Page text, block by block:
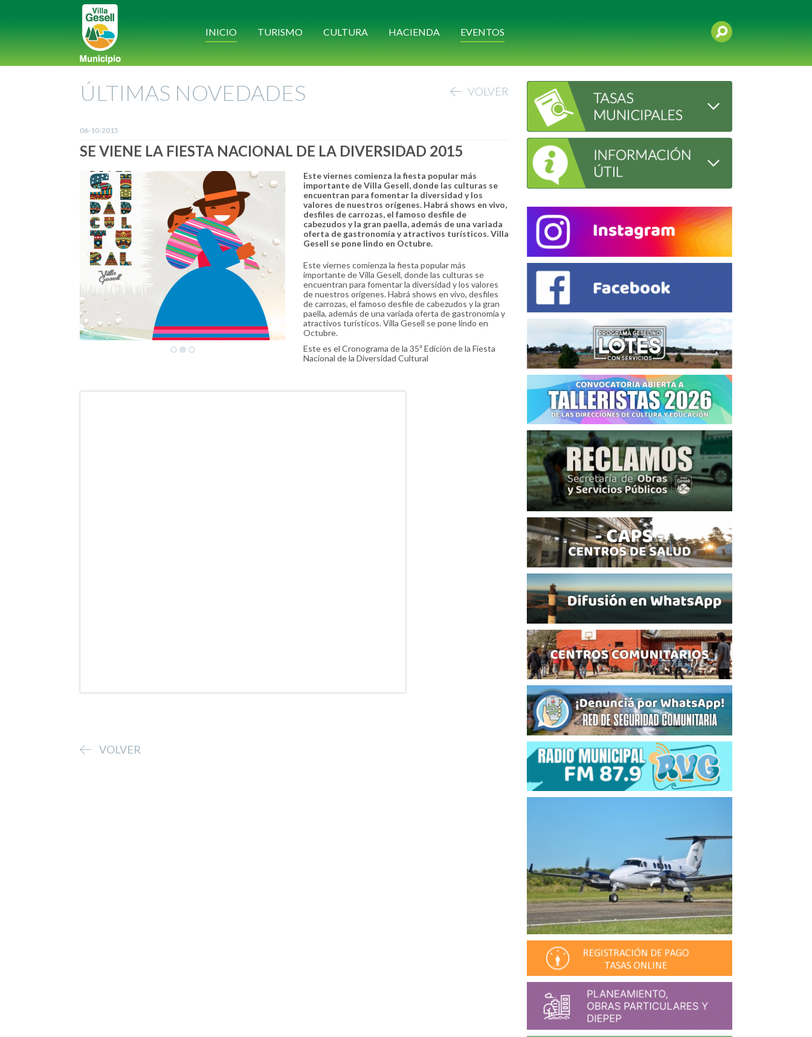
INICIO TURISMO CULTURA HACIENDA EVENTOS
ÚLTIMAS NOVEDADES VOLVER
06-10-2015
SE VIENE LA FIESTA NACIONAL DE LA DIVERSIDAD 2015
Este viernes comienza la fiesta popular más
importante de Villa Gesell, donde las culturas se
encuentran para fomentar la diversidad y los
valores de nuestros orígenes. Habrá shows en vivo,
desfiles de carrozas, el famoso desfile de
cabezudos y la gran paella, además de una variada
oferta de gastronomía y atractivos turísticos. Villa
Gesell se pone lindo en Octubre.
Este viernes comienza la fiesta popular más
importante de Villa Gesell, donde las culturas se
encuentran para fomentar la diversidad y los valores
de nuestros orígenes. Habrá shows en vivo, desfiles
de carrozas, el famoso desfile de cabezudos y la gran
paella, además de una variada oferta de gastronomía y
atractivos turísticos. Villa Gesell se pone lindo en
Octubre.
Este es el Cronograma de la 35ª Edición de la Fiesta
Nacional de la Diversidad Cultural
VOLVER